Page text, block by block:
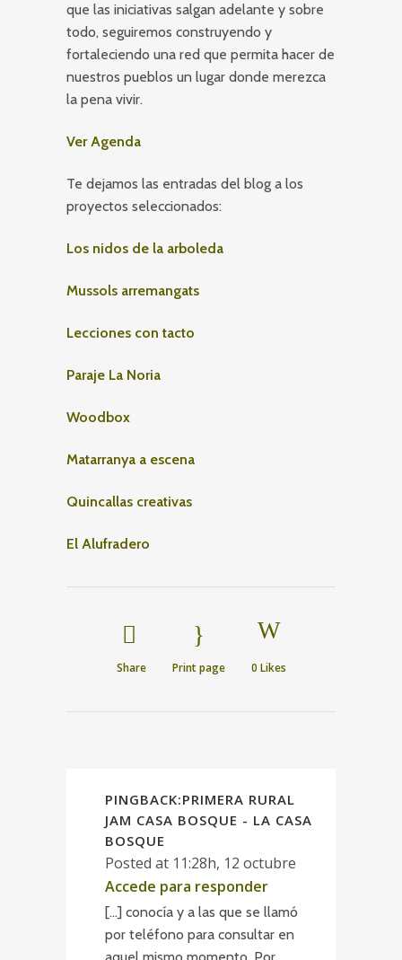
que las iniciativas salgan adelante y sobre
todo, seguiremos construyendo y
fortaleciendo una red que permita hacer de
nuestros pueblos un lugar donde merezca
la pena vivir.
Ver Agenda
Te dejamos las entradas del blog a los
proyectos seleccionados:
Los nidos de la arboleda
Mussols arremangats
Lecciones con tacto
Paraje La Noria
Woodbox
Matarranya a escena
Quincallas creativas
El Alufradero
Share Print page 0 Likes
PINGBACK:PRIMERA RURAL
JAM CASA BOSQUE - LA CASA
BOSQUE
Posted at 11:28h, 12 octubre
Accede para responder
[…] conocía y a las que se llamó
por teléfono para consultar en